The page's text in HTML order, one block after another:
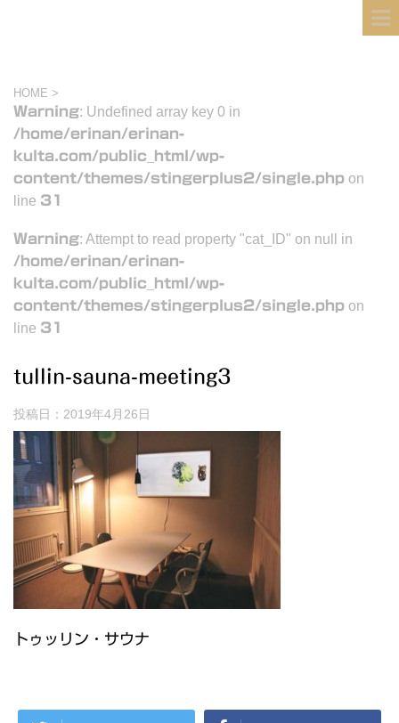
HOME >
Warning: Undefined array key 0 in
/home/erinan/erinan-
kulta.com/public_html/wp-
content/themes/stingerplus2/single.php on
line 31
Warning: Attempt to read property "cat_ID" on null in
/home/erinan/erinan-
kulta.com/public_html/wp-
content/themes/stingerplus2/single.php on
line 31
tullin-sauna-meeting3
投稿日： 2019年4月26日
トゥッリン・サウナ